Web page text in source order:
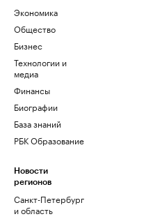
Экономика
Общество
Бизнес
Технологии и
медиа
Финансы
Биографии
База знаний
РБК Образование
Новости
регионов
Санкт-Петербург
и область